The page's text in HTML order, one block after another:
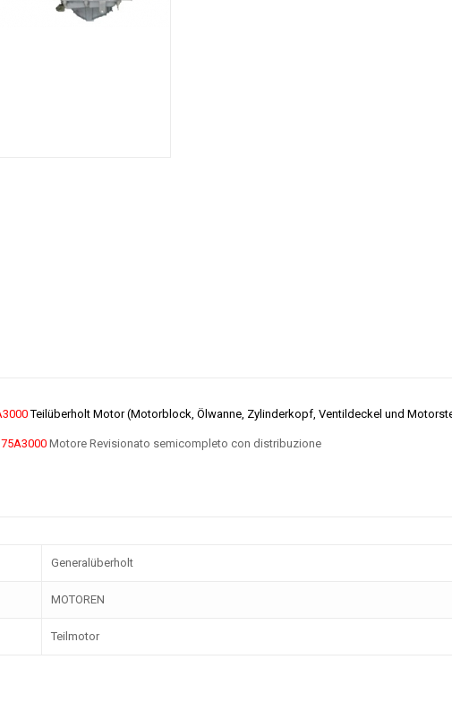
Teilüberholt Motor (Motorblock, Ölwanne, Zylinderkopf, Ventildeckel und
Motore Revisionato semicompleto con distribuzione
Generalüberholt
MOTOREN
Teilmotor